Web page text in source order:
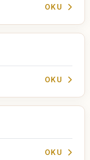
OKU
OKU
OKU